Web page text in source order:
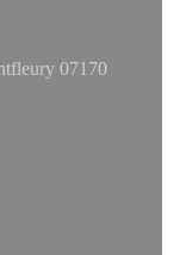
07170
in a new window))
in a new